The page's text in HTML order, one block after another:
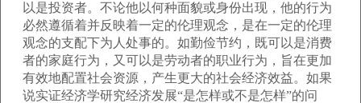
以是投资者。不论他以何种面貌或身份出现，他的行为
必然遵循着并反映着一定的伦理观念，是在一定的伦理
观念的支配下为人处事的。如勤俭节约，既可以是消费
者的家庭行为，又可以是劳动者的职业行为，旨在更加
有效地配置社会资源，产生更大的社会经济效益。如果
说实证经济学研究经济发展“是怎样或不是怎样”的问